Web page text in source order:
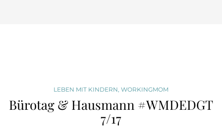
LEBEN MIT KINDERN WORKINGMOM
Bürotag & Hausmann #WMDEDGT
7/17